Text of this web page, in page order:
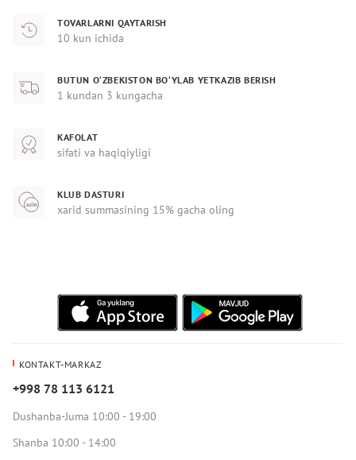
TOVARLARNI QAYTARISH
10 kun ichida
BUTUN O‘ZBEKISTON BO‘YLAB YETKAZIB BERISH
1 kundan 3 kungacha
KAFOLAT
sifati va haqiqiyligi
KLUB DASTURI
xarid summasining 15% gacha oling
KONTAKT-MARKAZ
+998 78 113 6121
Dushanba-Juma 10:00 - 19:00
Shanba 10:00 - 14:00